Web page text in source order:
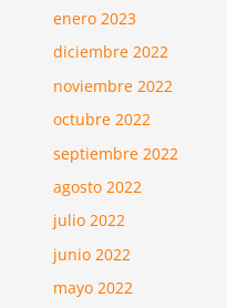
enero 2023
diciembre 2022
noviembre 2022
octubre 2022
septiembre 2022
agosto 2022
julio 2022
junio 2022
mayo 2022